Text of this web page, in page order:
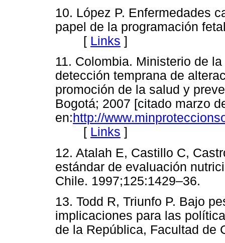
10. López P. Enfermedades
papel de la programación
[ Links ]
11. Colombia. Ministerio de
detección temprana de
promoción de la salud y
Bogotá; 2007 [citado marzo
en:http://
[ Links ]
12. Atalah E, Castillo C,
estándar de evaluación
Chile.
13. Todd R, Triunfo P. Bajo
implicaciones para las
de la República, Facultad